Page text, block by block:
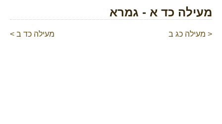
מעילה כד א - גמרא
< מעילה כג ב מעילה כד ב >